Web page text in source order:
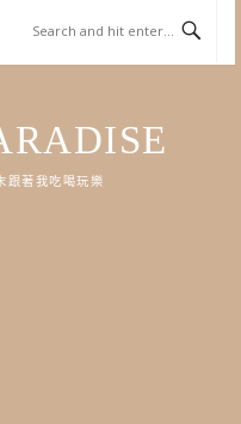
跟著我吃喝玩樂